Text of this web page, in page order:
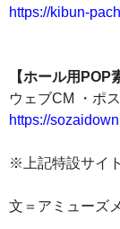
https://kibun-
【ホール用POP
ウェブCM ・ポ
https://
※上記特設サイ
文＝アミューズ